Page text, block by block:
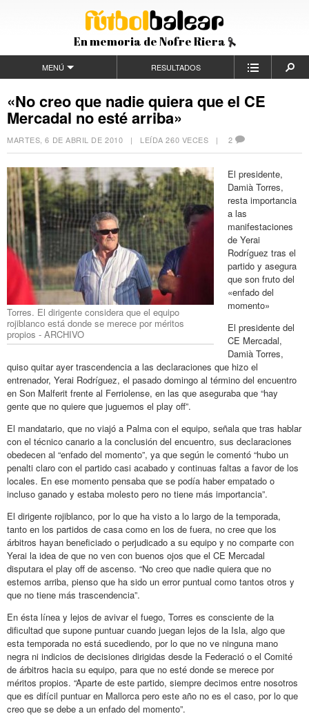
En memoria de Nofre Riera
MENÚ RESULTADOS
«No creo que nadie quiera que el CE
Mercadal no esté arriba»
MARTES, 6 DE ABRIL DE 2010 | LEÍDA 260 VECES | 2
Torres. El dirigente considera que el equipo
rojiblanco está donde se merece por méritos
propios - ARCHIVO
El presidente,
Damià Torres,
resta importancia
a las
manifestaciones
de Yerai
Rodríguez tras el
partido y asegura
que son fruto del
«enfado del
momento»
El presidente del
CE Mercadal,
Damià Torres,
quiso quitar ayer trascendencia a las declaraciones que hizo el
entrenador, Yerai Rodríguez, el pasado domingo al término del encuentro
en Son Malferit frente al Ferriolense, en las que aseguraba que “hay
gente que no quiere que juguemos el play off”.
El mandatario, que no viajó a Palma con el equipo, señala que tras hablar
con el técnico canario a la conclusión del encuentro, sus declaraciones
obedecen al “enfado del momento”, ya que según le comentó “hubo un
penalti claro con el partido casi acabado y continuas faltas a favor de los
locales. En ese momento pensaba que se podía haber empatado o
incluso ganado y estaba molesto pero no tiene más importancia”.
El dirigente rojiblanco, por lo que ha visto a lo largo de la temporada,
tanto en los partidos de casa como en los de fuera, no cree que los
árbitros hayan beneficiado o perjudicado a su equipo y no comparte con
Yerai la idea de que no ven con buenos ojos que el CE Mercadal
disputara el play off de ascenso. “No creo que nadie quiera que no
estemos arriba, pienso que ha sido un error puntual como tantos otros y
que no tiene más trascendencia”.
En ésta línea y lejos de avivar el fuego, Torres es consciente de la
dificultad que supone puntuar cuando juegan lejos de la Isla, algo que
esta temporada no está sucediendo, por lo que no ve ninguna mano
negra ni indicios de decisiones dirigidas desde la Federació o el Comité
de árbitros hacia su equipo, para que no esté donde se merece por
méritos propios. “Aparte de este partido, siempre decimos entre nosotros
que es difícil puntuar en Mallorca pero este año no es el caso, por lo que
creo que se debe a un enfado del momento”.